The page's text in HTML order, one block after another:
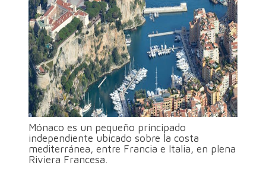
Mónaco es un pequeño principado
independiente ubicado sobre la costa
mediterránea, entre Francia e Italia, en plena
Riviera Francesa.